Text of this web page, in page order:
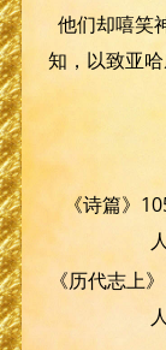
他们却嘻笑
知，以致亚
《诗篇》
《历代志上